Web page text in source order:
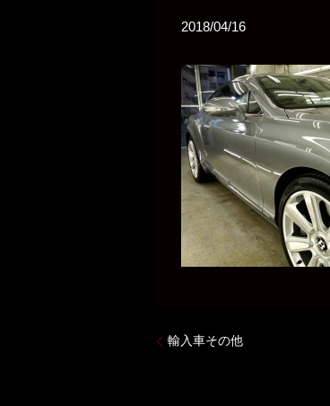
2018/04/16
輸入車その他